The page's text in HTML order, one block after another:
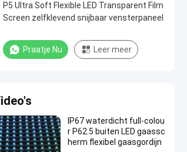
P5 Ultra Soft Flexible LED Transparent Film
Screen zelfklevend snijbaar vensterpaneel
Praatje Nu Leer meer
IP67 waterdicht full-colou
r P62.5 buiten LED gaassc
herm flexibel gaasgordijn